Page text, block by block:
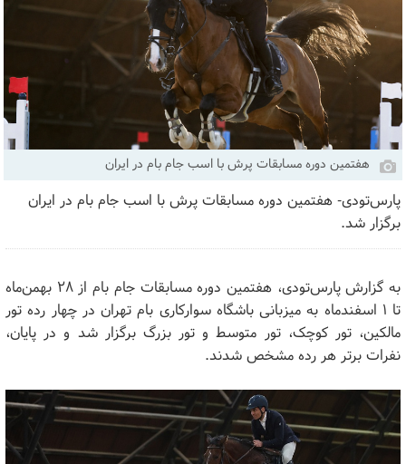
هفتمین دوره مسابقات پرش با اسب جام بام در ایران
پارس‌تودی- هفتمین دوره مسابقات پرش با اسب جام بام در ایران
برگزار شد.
به گزارش پارس‌تودی، هفتمین دوره مسابقات جام بام از ۲۸ بهمن‌ماه
تا ۱ اسفندماه به میزبانی باشگاه سوارکاری بام تهران در چهار رده تور
مالکین، تور کوچک، تور متوسط و تور بزرگ برگزار شد و در پایان،
نفرات برتر هر رده مشخص شدند.